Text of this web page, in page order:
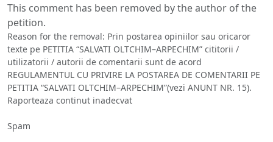
This comment has been removed by the author of the
petition.
Reason for the removal: Prin postarea opiniilor sau oricaror
texte pe PETITIA “SALVATI OLTCHIM–ARPECHIM” cititorii /
utilizatorii / autorii de comentarii sunt de acord
REGULAMENTUL CU PRIVIRE LA POSTAREA DE COMENTARII PE
PETITIA “SALVATI OLTCHIM–ARPECHIM”(vezi ANUNT NR. 15).
Raporteaza continut inadecvat
Spam